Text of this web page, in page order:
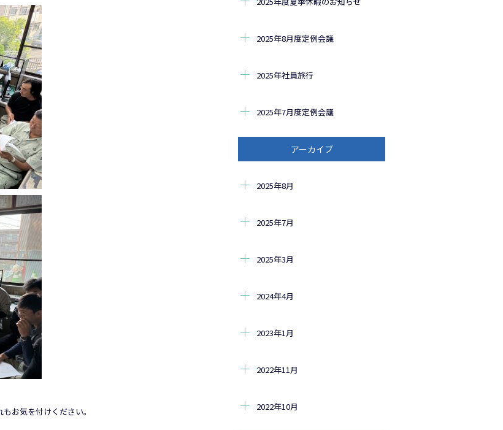
お気を付けください。
2025年8月度定例会議
2025年社員旅行
2025年7月度定例会議
アーカイブ
2025年8月
2025年7月
2025年3月
2024年4月
2023年1月
2022年11月
2022年10月